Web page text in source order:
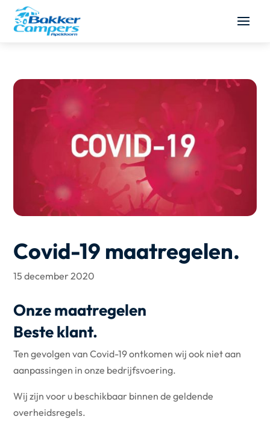
Covid-19 maatregelen.
15 december 2020
Onze maatregelen
Beste klant.
Ten gevolgen van Covid-19 ontkomen wij ook niet aan
aanpassingen in onze bedrijfsvoering.
Wij zijn voor u beschikbaar binnen de geldende
overheidsregels.